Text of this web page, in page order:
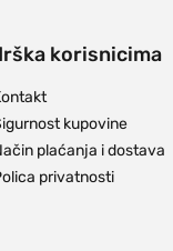
korisnicima
kupovine
plaćanja i dostava
privatnosti